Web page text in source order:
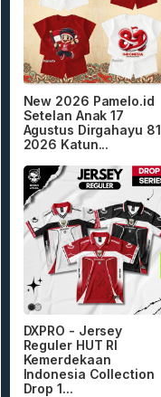
New 2026 Pamelo.id
Setelan Anak 17
Agustus Dirgahayu 81
2026 Katun...
DXPRO - Jersey
Reguler HUT RI
Kemerdekaan
Indonesia Collection
Drop 1...